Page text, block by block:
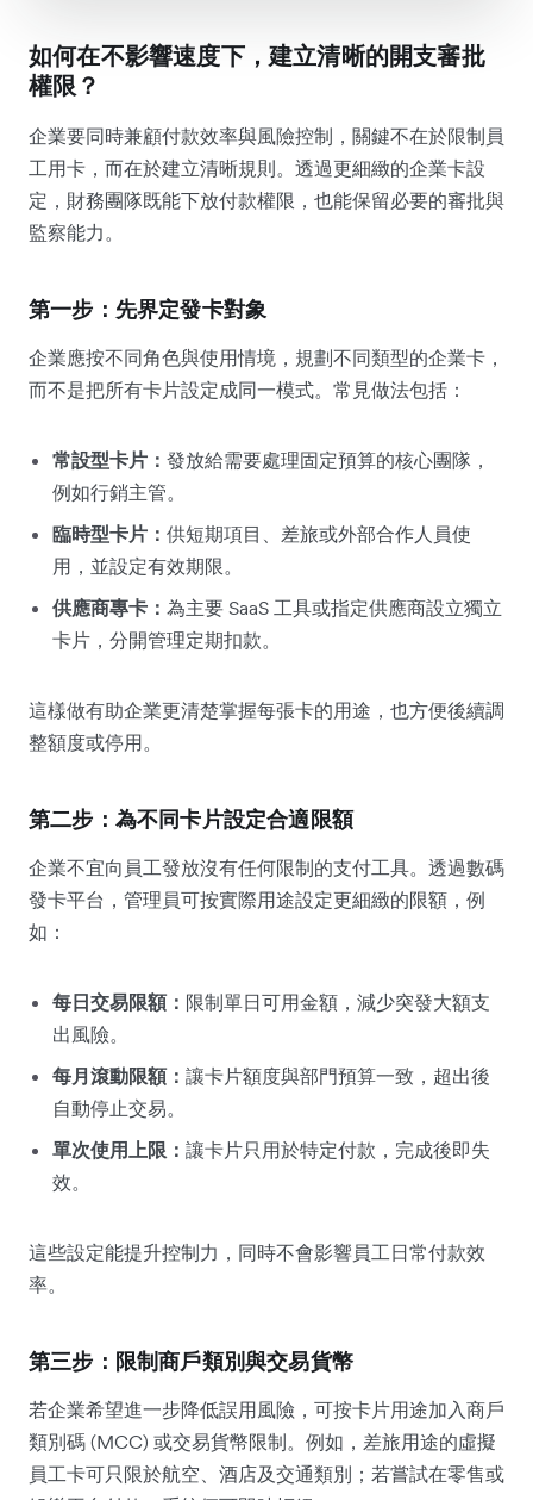
如何在不影響速度下，建立清晰的開支審批
權限？
企業要同時兼顧付款效率與風險控制，關鍵不在於限制員
工用卡，而在於建立清晰規則。透過更細緻的企業卡設
定，財務團隊既能下放付款權限，也能保留必要的審批與
監察能力。
第一步：先界定發卡對象
企業應按不同角色與使用情境，規劃不同類型的企業卡，
而不是把所有卡片設定成同一模式。常見做法包括：
常設型卡片： 發放給需要處理固定預算的核心團隊，
例如行銷主管。
臨時型卡片： 供短期項目、差旅或外部合作人員使
用，並設定有效期限。
供應商專卡： 為主要 SaaS 工具或指定供應商設立獨立
卡片，分開管理定期扣款。
這樣做有助企業更清楚掌握每張卡的用途，也方便後續調
整額度或停用。
第二步：為不同卡片設定合適限額
企業不宜向員工發放沒有任何限制的支付工具。透過數碼
發卡平台，管理員可按實際用途設定更細緻的限額，例
如：
每日交易限額： 限制單日可用金額，減少突發大額支
出風險。
每月滾動限額： 讓卡片額度與部門預算一致，超出後
自動停止交易。
單次使用上限： 讓卡片只用於特定付款，完成後即失
效。
這些設定能提升控制力，同時不會影響員工日常付款效
率。
第三步：限制商戶類別與交易貨幣
若企業希望進一步降低誤用風險，可按卡片用途加入商戶
類別碼 (MCC) 或交易貨幣限制。例如，差旅用途的虛擬
員工卡可只限於航空、酒店及交通類別；若嘗試在零售或